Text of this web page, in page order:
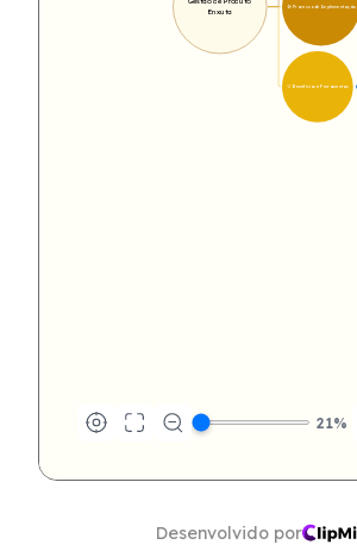
🛠️ Processo de Implementação
💡 Benefícios e Ferramentas
Enxuta
21%
Desenvolvido por